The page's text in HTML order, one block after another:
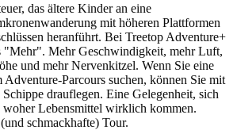
das ältere Kinder an eine
mit höheren Plattformen
heranführt. Bei Treetop Adventure+
"Mehr". Mehr Geschwindigkeit, mehr Luft,
und mehr Nervenkitzel. Wenn Sie eine
Adventure-Parcours suchen, können Sie mit
drauflegen. Eine Gelegenheit, sich
woher Lebensmittel wirklich kommen.
schmackhafte) Tour.